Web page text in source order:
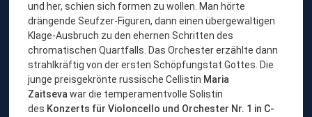
und her, schien sich formen zu wollen. Man hörte
drängende Seufzer-Figuren, dann einen übergewaltigen
Klage-Ausbruch zu den ehernen Schritten des
chromatischen Quartfalls. Das Orchester erzählte dann
strahlkräftig von der ersten Schöpfungstat Gottes. Die
junge preisgekrönte russische Cellistin Maria
Zaitsevawar die temperamentvolle Solistin
des Konzerts für Violoncello und Orchester Nr. 1 in C-